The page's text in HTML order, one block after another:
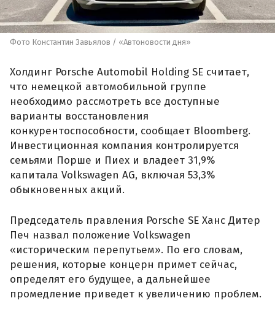
Фото Константин Завьялов / «Автоновости дня»
Холдинг Porsche Automobil Holding SE считает,
что немецкой автомобильной группе
необходимо рассмотреть все доступные
варианты восстановления
конкурентоспособности, сообщает Bloomberg.
Инвестиционная компания контролируется
семьями Порше и Пиех и владеет 31,9%
капитала Volkswagen AG, включая 53,3%
обыкновенных акций.
Председатель правления Porsche SE Ханс Дитер
Печ назвал положение Volkswagen
«историческим перепутьем». По его словам,
решения, которые концерн примет сейчас,
определят его будущее, а дальнейшее
промедление приведет к увеличению проблем.